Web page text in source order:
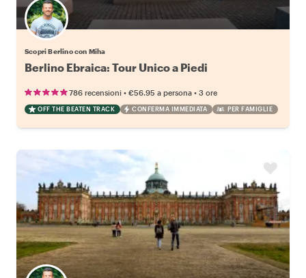
Scopri Berlino con Miha
Berlino Ebraica: Tour Unico a Piedi
786 recensioni • €56.95 a persona • 3 ore
OFF THE BEATEN TRACK CONFERMA IMMEDIATA PER FAMIGLIE